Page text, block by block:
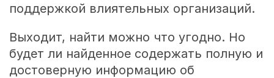
поддержкой влиятельных организаций.
Выходит, найти можно что угодно. Но
будет ли найденное содержать полную и
достоверную информацию об